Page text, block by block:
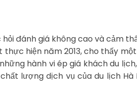
hỏi đánh giá không cao và cảm
hiện năm 2013, cho thấy
hành vi ép giá khách du
lượng dịch vụ của du lịch Hà